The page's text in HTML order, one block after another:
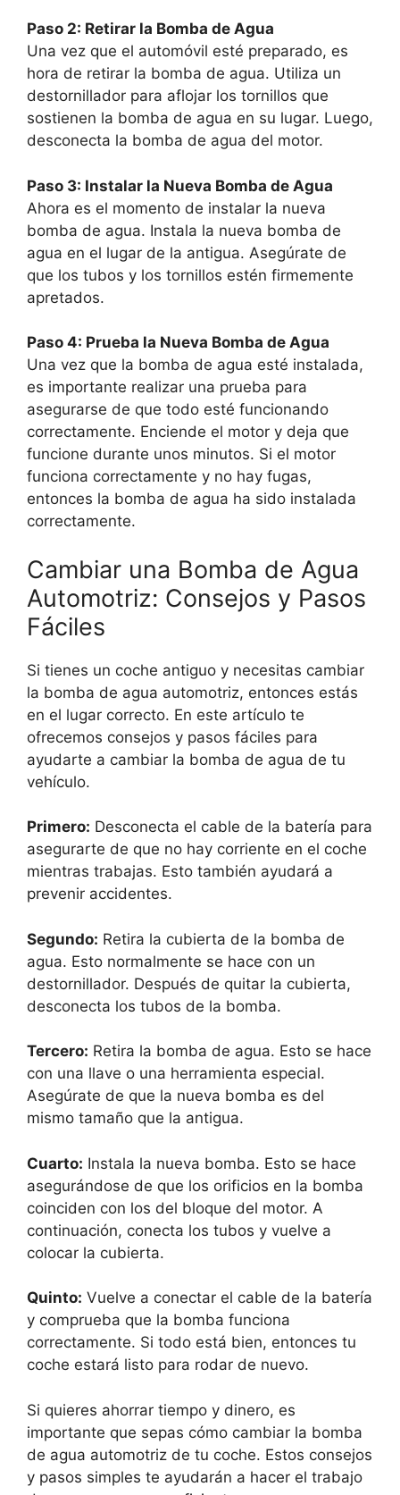
Paso 2: Retirar la Bomba de Agua
Una vez que el automóvil esté preparado, es
hora de retirar la bomba de agua. Utiliza un
destornillador para aflojar los tornillos que
sostienen la bomba de agua en su lugar. Luego,
desconecta la bomba de agua del motor.
Paso 3: Instalar la Nueva Bomba de Agua
Ahora es el momento de instalar la nueva
bomba de agua. Instala la nueva bomba de
agua en el lugar de la antigua. Asegúrate de
que los tubos y los tornillos estén firmemente
apretados.
Paso 4: Prueba la Nueva Bomba de Agua
Una vez que la bomba de agua esté instalada,
es importante realizar una prueba para
asegurarse de que todo esté funcionando
correctamente. Enciende el motor y deja que
funcione durante unos minutos. Si el motor
funciona correctamente y no hay fugas,
entonces la bomba de agua ha sido instalada
correctamente.
Cambiar una Bomba de Agua
Automotriz: Consejos y Pasos
Fáciles
Si tienes un coche antiguo y necesitas cambiar
la bomba de agua automotriz, entonces estás
en el lugar correcto. En este artículo te
ofrecemos consejos y pasos fáciles para
ayudarte a cambiar la bomba de agua de tu
vehículo.
Primero: Desconecta el cable de la batería para
asegurarte de que no hay corriente en el coche
mientras trabajas. Esto también ayudará a
prevenir accidentes.
Segundo: Retira la cubierta de la bomba de
agua. Esto normalmente se hace con un
destornillador. Después de quitar la cubierta,
desconecta los tubos de la bomba.
Tercero: Retira la bomba de agua. Esto se hace
con una llave o una herramienta especial.
Asegúrate de que la nueva bomba es del
mismo tamaño que la antigua.
Cuarto: Instala la nueva bomba. Esto se hace
asegurándose de que los orificios en la bomba
coinciden con los del bloque del motor. A
continuación, conecta los tubos y vuelve a
colocar la cubierta.
Quinto: Vuelve a conectar el cable de la batería
y comprueba que la bomba funciona
correctamente. Si todo está bien, entonces tu
coche estará listo para rodar de nuevo.
Si quieres ahorrar tiempo y dinero, es
importante que sepas cómo cambiar la bomba
de agua automotriz de tu coche. Estos consejos
y pasos simples te ayudarán a hacer el trabajo